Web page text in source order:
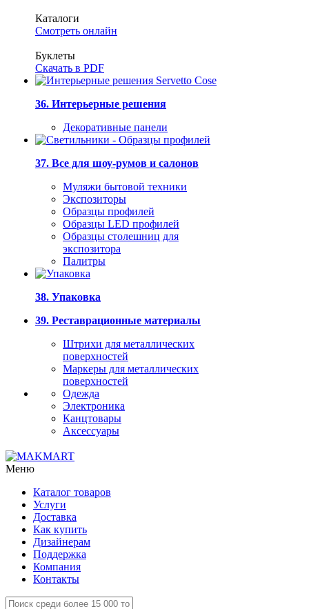
Каталоги
Смотреть онлайн
Буклеты
Скачать в PDF
36. Интерьерные решения
Декоративные панели
37. Все для шоу-румов и салонов
Муляжи бытовой техники
Экспозиторы
Образцы профилей
Образцы LED профилей
Образцы столешниц для
экспозитора
Палитры
38. Упаковка
39. Реставрационные материалы
Штрихи для металлических
поверхностей
Маркеры для металлических
поверхностей
Одежда
Электроника
Канцтовары
Аксессуары
Меню
Каталог товаров
Услуги
Доставка
Как купить
Дизайнерам
Поддержка
Компания
Контакты